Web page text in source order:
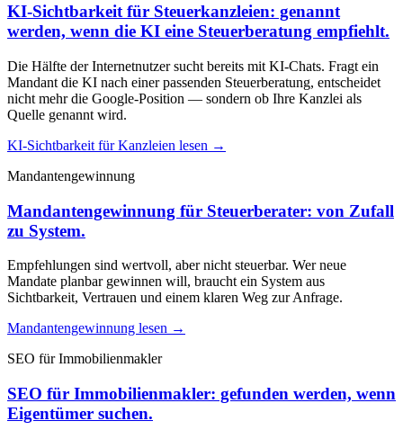
KI-Sichtbarkeit für Steuerkanzleien: genannt
werden, wenn die KI eine Steuerberatung empfiehlt.
Die Hälfte der Internetnutzer sucht bereits mit KI-Chats. Fragt ein
Mandant die KI nach einer passenden Steuerberatung, entscheidet
nicht mehr die Google-Position — sondern ob Ihre Kanzlei als
Quelle genannt wird.
KI-Sichtbarkeit für Kanzleien lesen →
Mandantengewinnung
Mandantengewinnung für Steuerberater: von Zufall
zu System.
Empfehlungen sind wertvoll, aber nicht steuerbar. Wer neue
Mandate planbar gewinnen will, braucht ein System aus
Sichtbarkeit, Vertrauen und einem klaren Weg zur Anfrage.
Mandantengewinnung lesen →
SEO für Immobilienmakler
SEO für Immobilienmakler: gefunden werden, wenn
Eigentümer suchen.